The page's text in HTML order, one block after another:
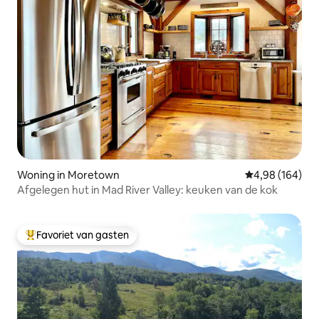
Woning in Moretown Gemiddelde
4,98 (164)
Afgelegen hut in Mad River Valley: keuken van de kok
Topfavoriet van gasten
Favoriet van gasten